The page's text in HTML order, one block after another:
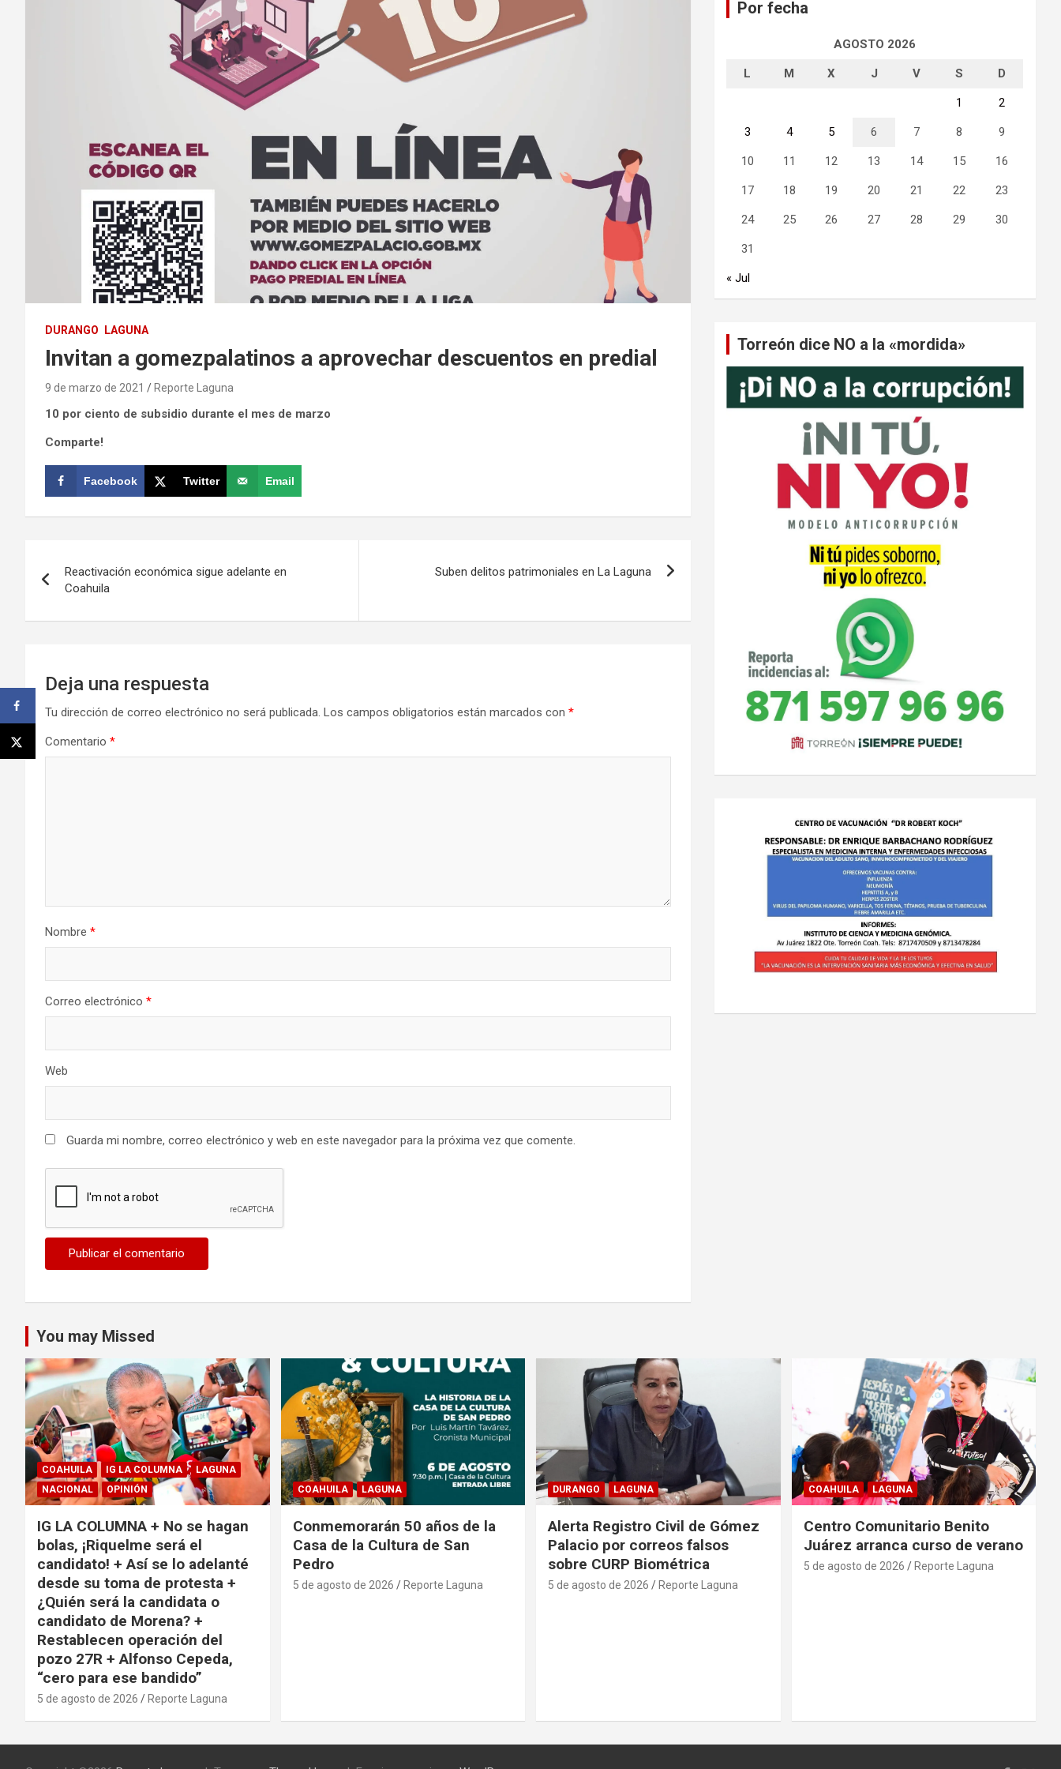
DURANGO LAGUNA
Invitan a gomezpalatinos a aprovechar descuentos en predial
9 de marzo de 2021 Reporte Laguna
10 por ciento de subsidio durante el mes de marzo
Comparte!
Facebook Twitter Email
de
entradas
Reactivación económica sigue adelante en
Coahuila
Suben delitos patrimoniales en La Laguna
Deja una respuesta
Tu dirección de correo electrónico no será publicada. Los campos obligatorios están marcados con *
Comentario *
Nombre *
Correo electrónico *
Web
Guarda mi nombre, correo electrónico y web en este navegador para la próxima vez que comente.
Por fecha
AGOSTO 2026
L M X J V S D
1 2
3 4 5 6 7 8 9
10 11 12 13 14 15 16
17 18 19 20 21 22 23
24 25 26 27 28 29 30
31
« Jul
Torreón dice NO a la «mordida»
You may Missed
COAHUILA IG LA COLUMNA
LAGUNA
NACIONAL
OPINIÓN
IG LA COLUMNA + No se hagan
bolas, ¡Riquelme será el
candidato! + Así se lo adelanté
desde su toma de protesta +
¿Quién será la candidata o
candidato de Morena? +
Restablecen operación del
pozo 27R + Alfonso Cepeda,
“cero para ese bandido”
5 de agosto de 2026 Reporte Laguna
COAHUILA LAGUNA
Conmemorarán 50 años de la
Casa de la Cultura de San
Pedro
5 de agosto de 2026 Reporte Laguna
DURANGO LAGUNA
Alerta Registro Civil de Gómez
Palacio por correos falsos
sobre CURP Biométrica
5 de agosto de 2026 Reporte Laguna
COAHUILA LAGUNA
Centro Comunitario Benito
Juárez arranca curso de verano
5 de agosto de 2026 Reporte Laguna